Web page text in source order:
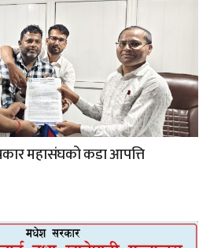
महासंघको कडा आपत्ति